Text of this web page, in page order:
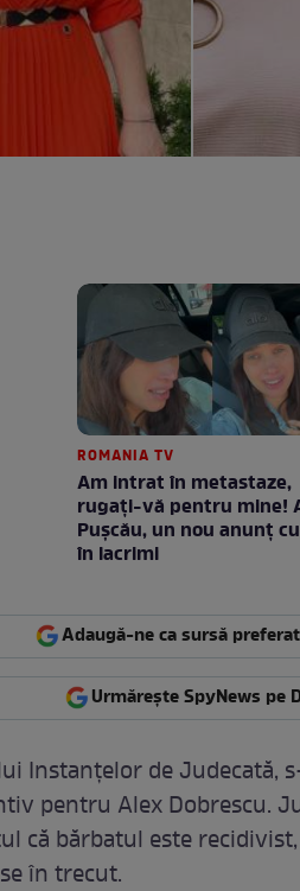
ROMANIA TV
Am intrat în metastaze,
rugaţi-vă pentru mine!
Puşcău, un nou anunţ
în lacrimi
Adaugă-ne ca sursă
Urmărește SpyNews pe
Instanțelor de Judecată,
pentru Alex Dobrescu.
că bărbatul este
în trecut.